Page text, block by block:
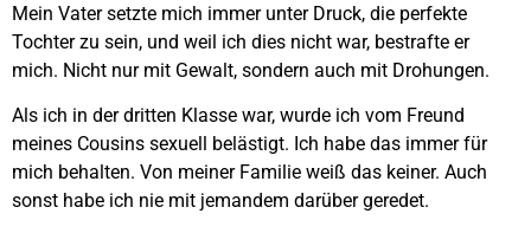
Mein Vater setzte mich immer unter Druck, die perfekte
Tochter zu sein, und weil ich dies nicht war, bestrafte er
mich. Nicht nur mit Gewalt, sondern auch mit Drohungen.
Als ich in der dritten Klasse war, wurde ich vom Freund
meines Cousins sexuell belästigt. Ich habe das immer für
mich behalten. Von meiner Familie weiß das keiner. Auch
sonst habe ich nie mit jemandem darüber geredet.